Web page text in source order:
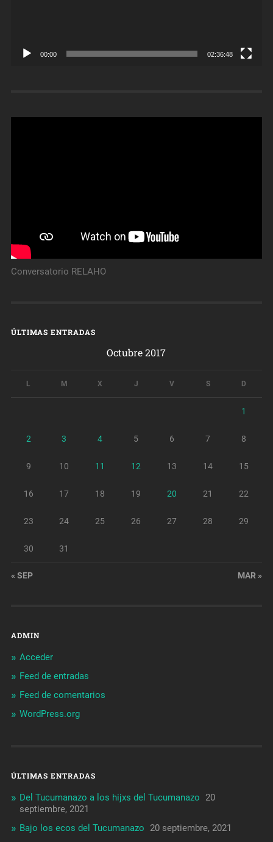
00:00 02:36:48
Conversatorio RELAHO
ÚLTIMAS ENTRADAS
Octubre 2017
L M X J V S D
1
2 3 4 5 6 7 8
9 10 11 12 13 14 15
16 17 18 19 20 21 22
23 24 25 26 27 28 29
30 31
« SEP MAR »
ADMIN
Acceder
Feed de entradas
Feed de comentarios
WordPress.org
ÚLTIMAS ENTRADAS
Del Tucumanazo a los hijxs del Tucumanazo
20
septiembre, 2021
Bajo los ecos del Tucumanazo
20 septiembre, 2021